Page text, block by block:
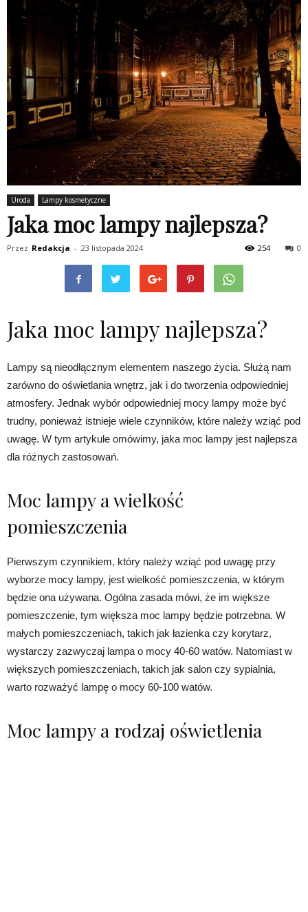
Uroda Lampy kosmetyczne
Jaka moc lampy najlepsza?
Przez Redakcja - 23 listopada 2024 0
254
Jaka moc lampy najlepsza?
Lampy są nieodłącznym elementem naszego życia. Służą nam
zarówno do oświetlania wnętrz, jak i do tworzenia odpowiedniej
atmosfery. Jednak wybór odpowiedniej mocy lampy może być
trudny, ponieważ istnieje wiele czynników, które należy wziąć pod
uwagę. W tym artykule omówimy, jaka moc lampy jest najlepsza
dla różnych zastosowań.
Moc lampy a wielkość
pomieszczenia
Pierwszym czynnikiem, który należy wziąć pod uwagę przy
wyborze mocy lampy, jest wielkość pomieszczenia, w którym
będzie ona używana. Ogólna zasada mówi, że im większe
pomieszczenie, tym większa moc lampy będzie potrzebna. W
małych pomieszczeniach, takich jak łazienka czy korytarz,
wystarczy zazwyczaj lampa o mocy 40-60 watów. Natomiast w
większych pomieszczeniach, takich jak salon czy sypialnia,
warto rozważyć lampę o mocy 60-100 watów.
Moc lampy a rodzaj oświetlenia